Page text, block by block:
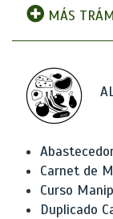
MÁS
Carnet de
Curso
Duplicado